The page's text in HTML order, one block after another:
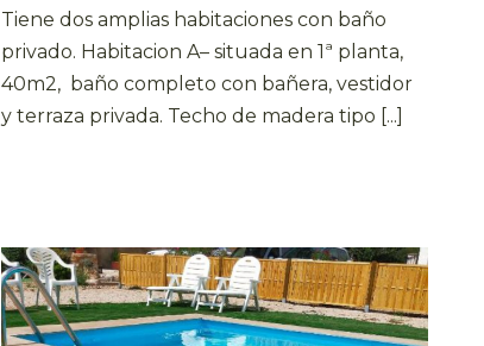
Tiene dos amplias habitaciones con baño
privado. Habitacion A– situada en 1ª planta,
40m2, baño completo con bañera, vestidor
y terraza privada. Techo de madera tipo [...]